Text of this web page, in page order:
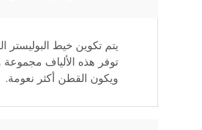
يتم تكوين خيط البوليستر
توفر هذه الألياف مجموعة
ويكون القطن أكثر نعومة.